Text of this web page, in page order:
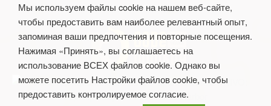
Условия использования
Мы используем файлы cookie на нашем веб-сайте,
чтобы предоставить вам наиболее релевантный опыт,
запоминая ваши предпочтения и повторные посещения.
Нажимая «Принять», вы соглашаетесь на
использование ВСЕХ файлов cookie. Однако вы
можете посетить Настройки файлов cookie, чтобы
предоставить контролируемое согласие.